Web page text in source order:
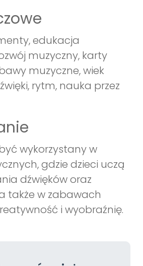
edukacja
muzyczny, karty
muzyczne, wiek
rytm, nauka przez
wykorzystany w
gdzie dzieci uczą
dźwięków oraz
także w zabawach
i wyobraźnię.